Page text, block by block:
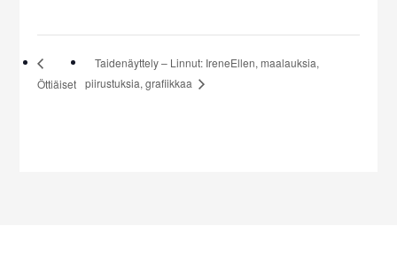
Öttiäiset
Taidenäyttely – Linnut: IreneEllen, maalauksia,
piirustuksia, grafiikkaa